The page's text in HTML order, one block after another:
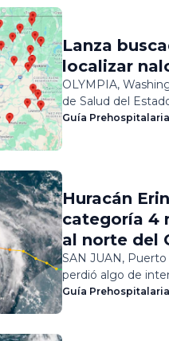
Lanza
localizar
OLYMPIA,
de Salud del
Guía Prehospitalaria
Huracán
categoría 4
al norte del
SAN JUAN, Puerto
perdió algo de
Guía Prehospitalaria